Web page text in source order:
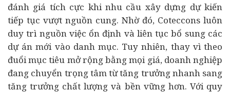
đánh giá tích cực khi nhu cầu xây dựng dự kiến
tiếp tục vượt nguồn cung. Nhờ đó, Coteccons luôn
duy trì nguồn việc ổn định và liên tục bổ sung các
dự án mới vào danh mục. Tuy nhiên, thay vì theo
đuổi mục tiêu mở rộng bằng mọi giá, doanh nghiệp
đang chuyển trọng tâm từ tăng trưởng nhanh sang
tăng trưởng chất lượng và bền vững hơn. Với quy